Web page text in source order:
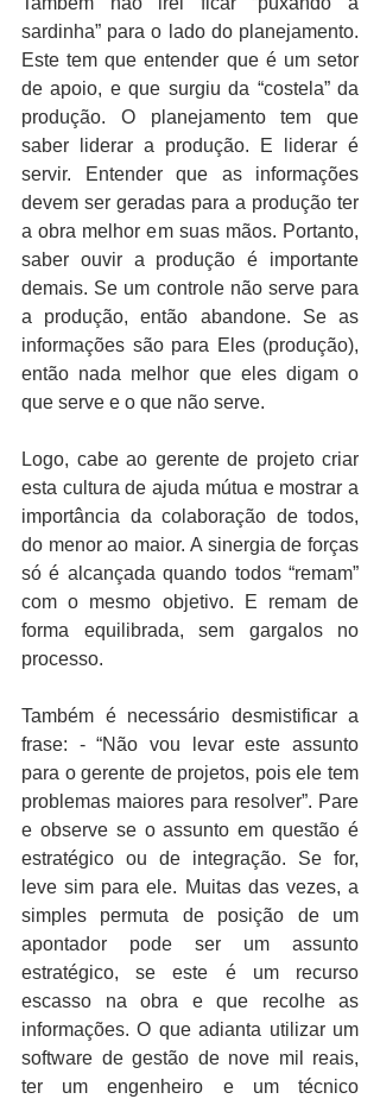
sardinha” para o lado do planejamento.
Este tem que entender que é um setor
de apoio, e que surgiu da “costela” da
produção. O planejamento tem que
saber liderar a produção. E liderar é
servir. Entender que as informações
devem ser geradas para a produção ter
a obra melhor em suas mãos. Portanto,
saber ouvir a produção é importante
demais. Se um controle não serve para
a produção, então abandone. Se as
informações são para Eles (produção),
então nada melhor que eles digam o
que serve e o que não serve.
Logo, cabe ao gerente de projeto criar
esta cultura de ajuda mútua e mostrar a
importância da colaboração de todos,
do menor ao maior. A sinergia de forças
só é alcançada quando todos “remam”
com o mesmo objetivo. E remam de
forma equilibrada, sem gargalos no
processo.
Também é necessário desmistificar a
frase: - “Não vou levar este assunto
para o gerente de projetos, pois ele tem
problemas maiores para resolver”. Pare
e observe se o assunto em questão é
estratégico ou de integração. Se for,
leve sim para ele. Muitas das vezes, a
simples permuta de posição de um
apontador pode ser um assunto
estratégico, se este é um recurso
escasso na obra e que recolhe as
informações. O que adianta utilizar um
software de gestão de nove mil reais,
ter um engenheiro e um técnico